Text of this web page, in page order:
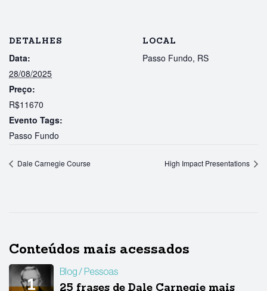
DETALHES
Data:
28/08/2025
Preço:
R$11670
Evento Tags:
Passo Fundo
LOCAL
Passo Fundo, RS
Dale Carnegie Course High Impact Presentations
Conteúdos mais acessados
Blog Pessoas
25 frases de Dale Carnegie mais